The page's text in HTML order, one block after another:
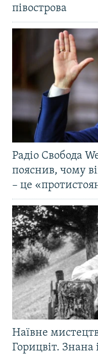
півострова
Радіо Свобода
пояснив, чому
– це
Наївне
Горицвіт. Знана